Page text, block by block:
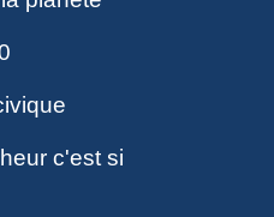
c'est si